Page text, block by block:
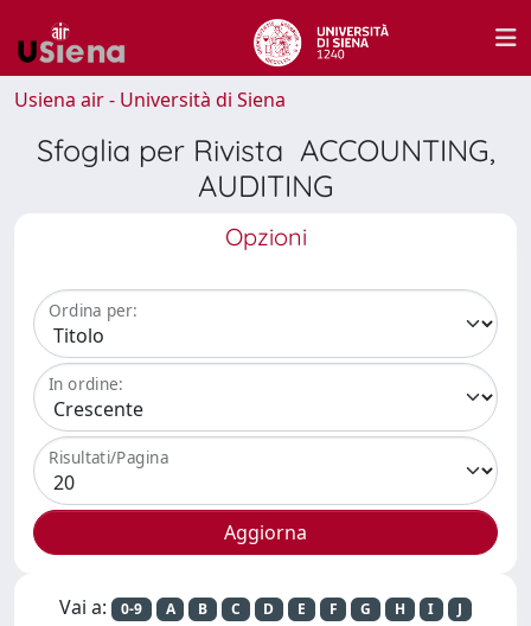
Usiena air - Università di Siena
Sfoglia per Rivista ACCOUNTING,
AUDITING
Opzioni
Ordina per:
In ordine:
Risultati/Pagina
Vai a: 0-9 A B C D E F G H I
J